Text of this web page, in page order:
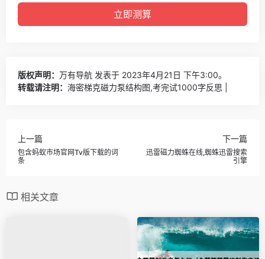
版权声明： 万有导航 发表于 2023年4月21日 下午3:00。
转载请注明： 海密梯克磁力泵结构图,考完试1000字反思 |
上一篇
包含蚂蚁市场官网Tv版下载的词
条
下一篇
迅雷磁力蜘蛛在线,蜘蛛迅雷搜索
引擎
相关文章